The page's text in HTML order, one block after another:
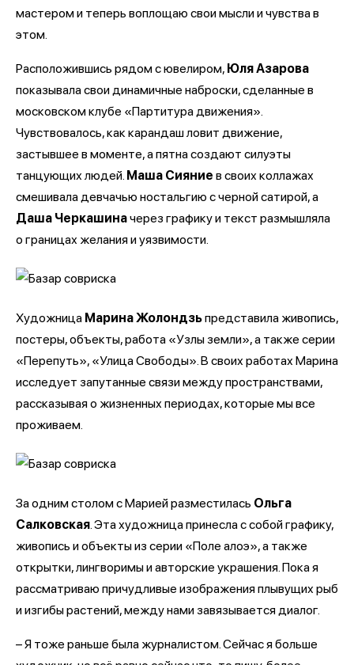
мастером и теперь воплощаю свои мысли и чувства в
этом.
Расположившись рядом с ювелиром, Юля Азарова
показывала свои динамичные наброски, сделанные в
московском клубе «Партитура движения».
Чувствовалось, как карандаш ловит движение,
застывшее в моменте, а пятна создают силуэты
танцующих людей. Маша Сияние в своих коллажах
смешивала девчачью ностальгию с черной сатирой, а
Даша Черкашиначерез графику и текст размышляла
о границах желания и уязвимости.
Художница Марина Жолондзьпредставила живопись,
постеры, объекты, работа «Узлы земли», а также серии
«Перепуть», «Улица Свободы». В своих работах Марина
исследует запутанные связи между пространствами,
рассказывая о жизненных периодах, которые мы все
проживаем.
За одним столом с Марией разместилась Ольга
Салковская . Эта художница принесла с собой графику,
живопись и объекты из серии «Поле алоэ», а также
открытки, лингворимы и авторские украшения. Пока я
рассматриваю причудливые изображения плывущих рыб
и изгибы растений, между нами завязывается диалог.
– Я тоже раньше была журналистом. Сейчас я больше